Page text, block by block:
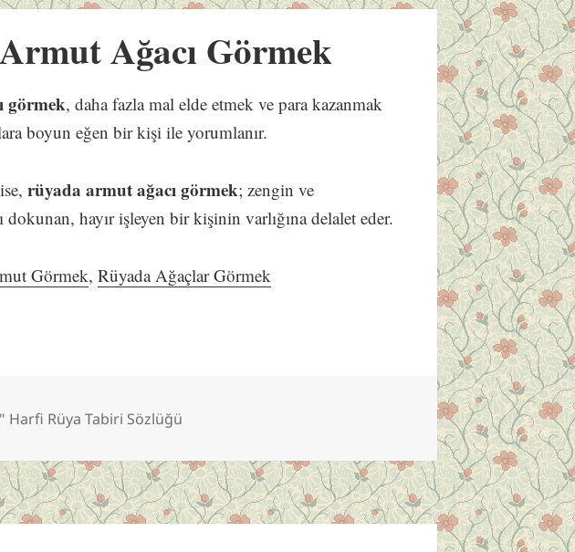
Ağacı Görmek
görmek, daha fazla mal elde etmek ve para kazanmak
boyun eğen bir kişi ile yorumlanır.
rüyada armut ağacı görmek; zengin ve
dokunan, hayır işleyen bir kişinin varlığına delalet eder.
Görmek,Rüyada Ağaçlar Görmek
Harfi Rüya Tabiri Sözlüğü